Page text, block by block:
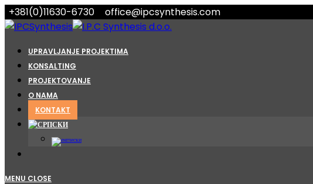
Skip
to
+381(0)11630-6730 office@ipcsynthesis.com
UPRAVLJANJE PROJEKTIMA
KONSALTING
PROJEKTOVANJE
O NAMA
KONTAKT
MENU CLOSE